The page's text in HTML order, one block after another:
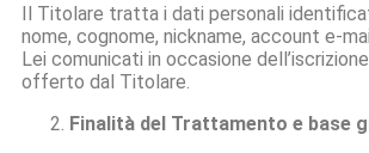
Il Titolare tratta i dati personali
nome, cognome, nickname, account e-
Lei comunicati in occasione
offerto dal Titolare.
Finalità del Trattamento e base